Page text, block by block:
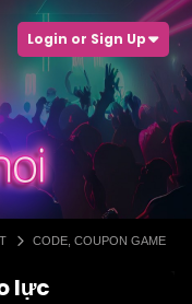
Login or Sign Up
CODE, COUPON GAME
lực